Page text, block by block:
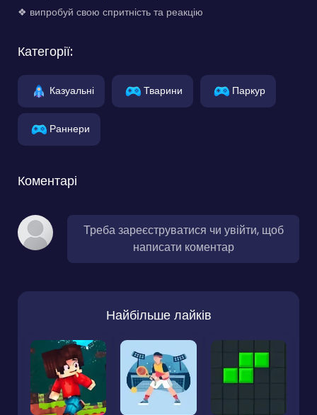
❖ випробуй свою спритність та реакцію
Категорії:
Казуальні Тварини Паркур
Раннери
Коментарі
Треба зареєструватися чи увійти, щоб
написати коментар
Найбільше лайків